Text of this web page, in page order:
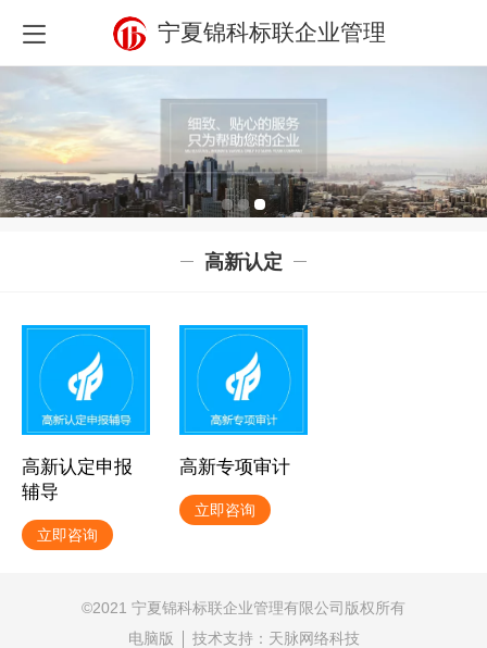
宁夏锦科标联企业管理
高新认定
高新认定申报
辅导
立即咨询
高新专项审计
立即咨询
©2021 宁夏锦科标联企业管理有限公司版权所有
电脑版
技术支持： 天脉网络科技